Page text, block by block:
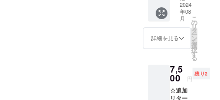
30分~1
時間程
冷やし
てから
できる
上がり
頂くこ
とをお
勧めい
カット
(送料込)
勝沼産
シャイ
ンマス
カット
を2房お
たしま
す。
【重
量】(目
2024
年08
月
詳細を見る
こ
の
リ
タ
ー
ン
を
選
択
す
る
7,5
00 円
残り2
☆追加
リター